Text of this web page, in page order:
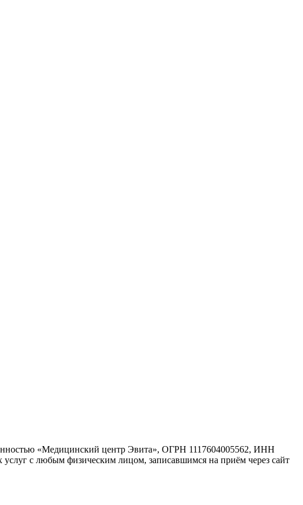
«Медицинский центр Эвита», ОГРН 1117604005562, ИНН
с любым физическим лицом, записавшимся на приём через сайт